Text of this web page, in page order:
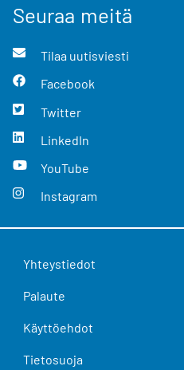
Seuraa meitä
Tilaa uutisviesti
Facebook
Twitter
LinkedIn
YouTube
Instagram
Yhteystiedot
Palaute
Käyttöehdot
Tietosuoja